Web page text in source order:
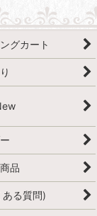
グカート
品
ある質問)